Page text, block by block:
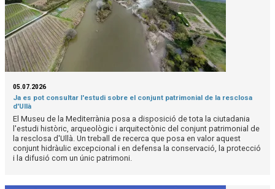
05.07.2026
Ja es pot consultar l'estudi sobre el conjunt patrimonial de la resclosa
d'Ullà
El Museu de la Mediterrània posa a disposició de tota la ciutadania
l'estudi històric, arqueològic i arquitectònic del conjunt patrimonial de
la resclosa d'Ullà. Un treball de recerca que posa en valor aquest
conjunt hidràulic excepcional i en defensa la conservació, la protecció
i la difusió com un únic patrimoni.